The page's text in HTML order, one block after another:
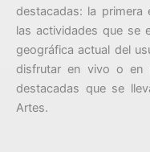
destacadas: la
las actividades que se
geográfica actual del
disfrutar en vivo o en
destacadas que se
Artes.